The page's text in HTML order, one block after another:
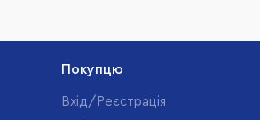
Покупцю
Вхід/Реєстрація